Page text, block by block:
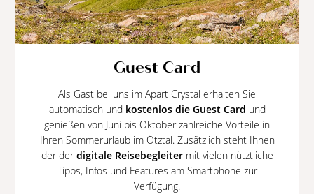
Guest Card
Als Gast bei uns im Apart Crystal erhalten Sie
automatisch und kostenlos die Guest Card und
genießen von Juni bis Oktober zahlreiche Vorteile in
Ihren Sommerurlaub im Ötztal. Zusätzlich steht Ihnen
der der digitale Reisebegleitermit vielen nütztliche
Tipps, Infos und Features am Smartphone zur
Verfügung.